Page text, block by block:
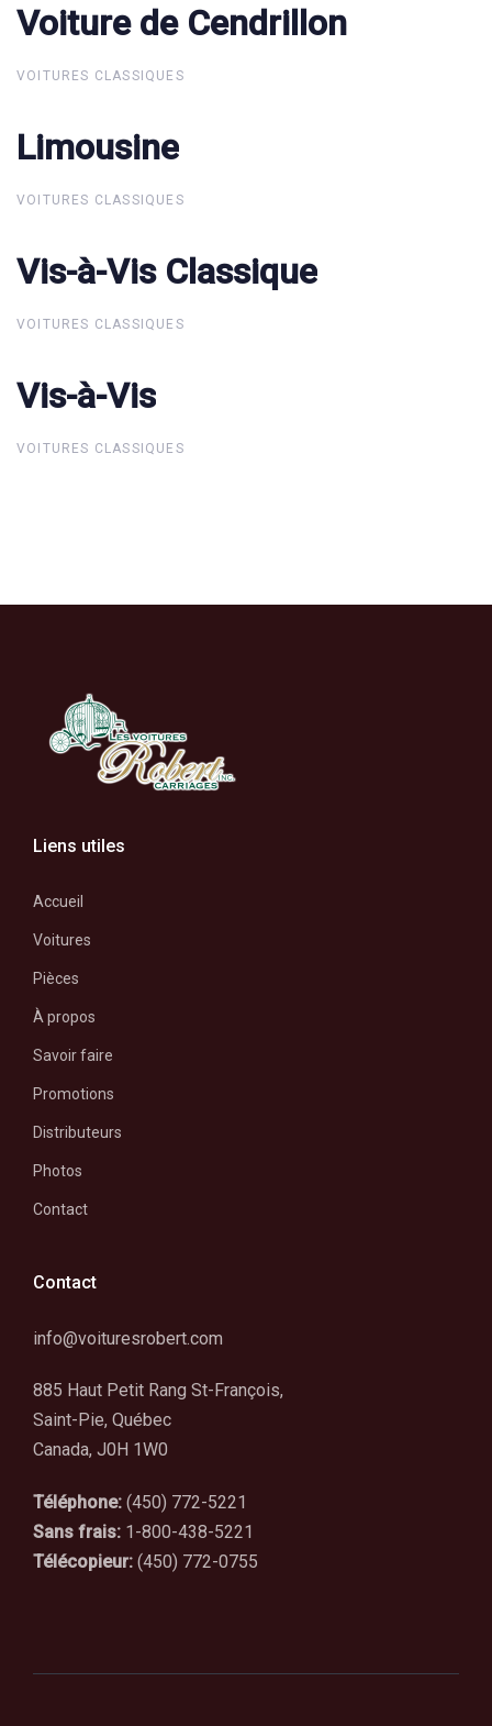
Voiture de Cendrillon
Voiture de Cendrillon
VOITURES CLASSIQUES
Limousine
Limousine
VOITURES CLASSIQUES
Vis-à-Vis Classique
Vis-à-Vis Classique
VOITURES CLASSIQUES
Vis-à-Vis
Vis-à-Vis
VOITURES CLASSIQUES
Liens utiles
Accueil
Voitures
Pièces
À propos
Savoir faire
Promotions
Distributeurs
Photos
Contact
Contact
info@voituresrobert.com
885 Haut Petit Rang St-François,
Saint-Pie, Québec
Canada, J0H 1W0
Téléphone: (450) 772-5221
Sans frais: 1-800-438-5221
Télécopieur: (450) 772-0755